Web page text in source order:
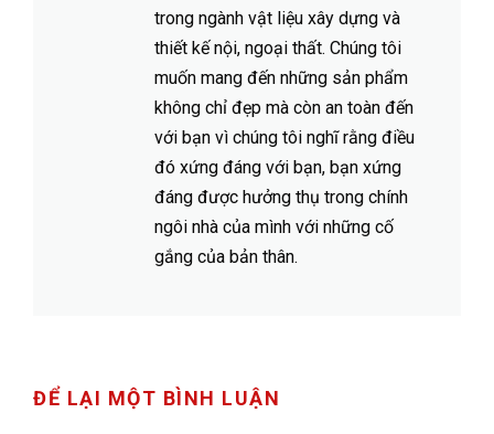
trong ngành vật liệu xây dựng và
thiết kế nội, ngoại thất. Chúng tôi
muốn mang đến những sản phẩm
không chỉ đẹp mà còn an toàn đến
với bạn vì chúng tôi nghĩ rằng điều
đó xứng đáng với bạn, bạn xứng
đáng được hưởng thụ trong chính
ngôi nhà của mình với những cố
gắng của bản thân.
ĐỂ LẠI MỘT BÌNH LUẬN